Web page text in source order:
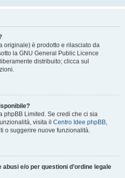
originale) è prodotto e rilasciato da
la GNU General Public Licence
distribuito; clicca sul
phpBB Limited. Se credi che ci sia
visita il Centro Idee phpBB,
o suggerire nuove funzionalità.
e/o per questioni d’ordine legale